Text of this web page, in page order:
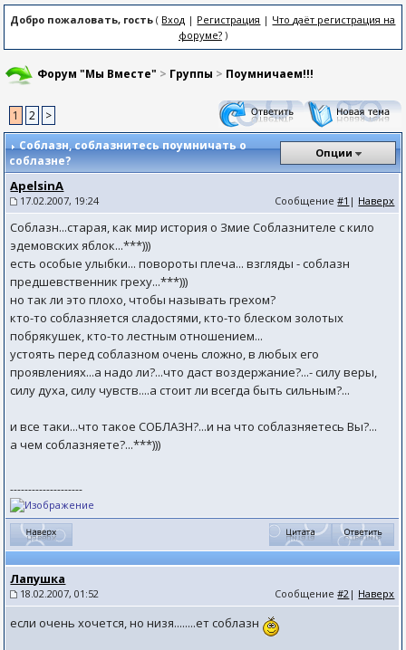
Добро пожаловать, гость ( Вход | Регистрация | Что даёт регистрация на
форуме?)
Форум "Мы Вместе" > Группы > Поумничаем!!!
1 2
>
Соблазн, соблазнитесь поумничать о
соблазне?
Опции
ApelsinA
17.02.2007, 19:24 Сообщение#1 | Наверх
Соблазн...старая, как мир история о Змие Соблазнителе с кило
эдемовских яблок...***)))
есть особые улыбки... повороты плеча... взгляды - соблазн
предшевственник греху...***)))
но так ли это плохо, чтобы называть грехом?
кто-то соблазняется сладостями, кто-то блеском золотых
побрякушек, кто-то лестным отношением...
устоять перед соблазном очень сложно, в любых его
проявлениях...а надо ли?...что даст воздержание?...- силу веры,
силу духа, силу чувств....а стоит ли всегда быть сильным?...
и все таки...что такое СОБЛАЗН?...и на что соблазняетесь Вы?...
а чем соблазняете?...***)))
--------------------
Лапушка
18.02.2007, 01:52 Сообщение#2 | Наверх
если очень хочется, но низя........ет соблазн